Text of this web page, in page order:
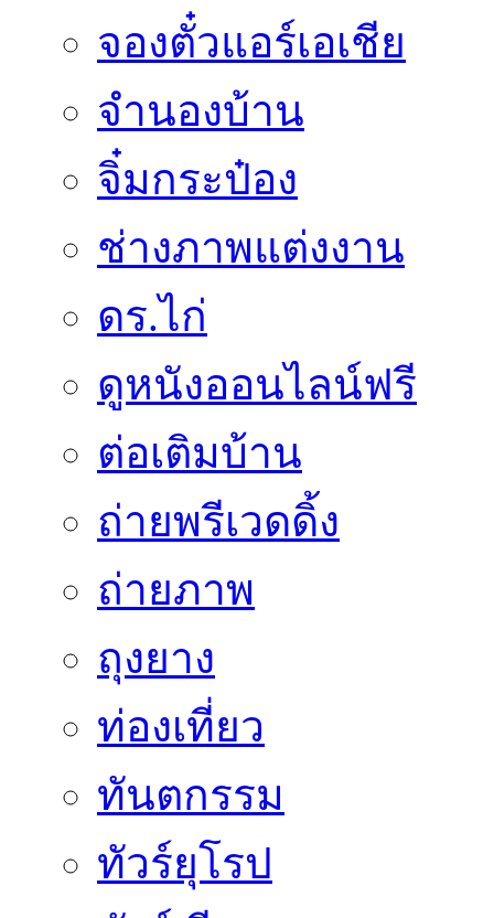
จองตั๋วแอร์เอเชีย
จำนองบ้าน
จิ๋มกระป๋อง
ช่างภาพแต่งงาน
ดร.ไก่
ดูหนังออนไลน์ฟรี
ต่อเติมบ้าน
ถ่ายพรีเวดดิ้ง
ถ่ายภาพ
ถุงยาง
ท่องเที่ยว
ทันตกรรม
ทัวร์ยุโรป